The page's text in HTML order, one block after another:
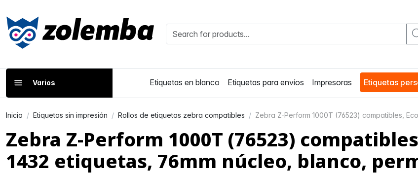
Varios Etiquetas en blanco Etiquetas para envíos Impresoras Etiquetas
Inicio Etiquetas sin impresión Rollos de etiquetas zebra compatibles Zebra Z-Perform 1000T (76523) compatibles,
Zebra Z-Perform 1000T (76523)
1432 etiquetas, 76mm núcleo, blanco,